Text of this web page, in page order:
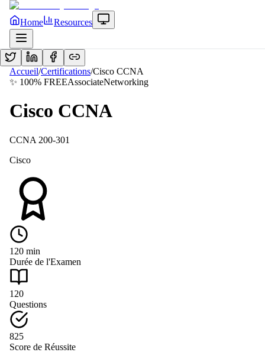
Home Resources
Accueil/Certifications/Cisco CCNA
✨ 100% FREEAssociateNetworking
Cisco CCNA
CCNA 200-301
Cisco
120 min
Durée de l'Examen
120
Questions
825
Score de Réussite